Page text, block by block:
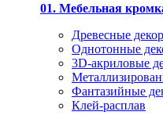
01. Мебельная
Древесные
Однотонные
3D-акриловые
Фантазийные
Клей-расплав